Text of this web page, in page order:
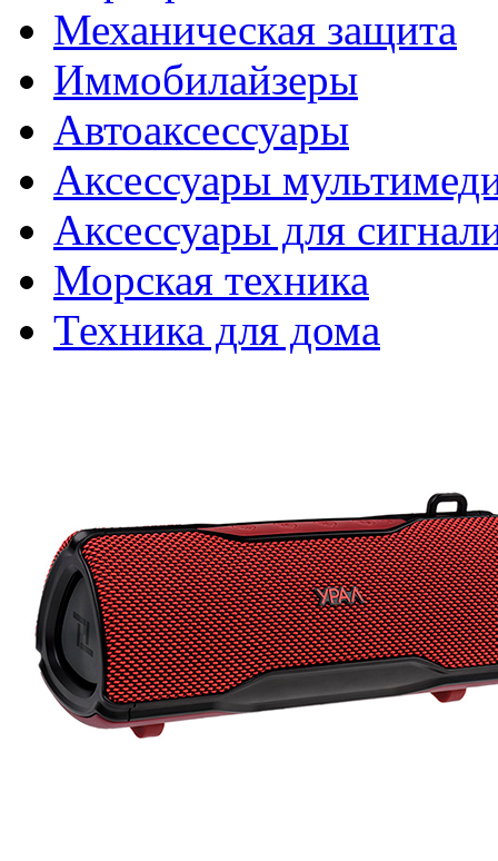
Механическая защита
Иммобилайзеры
Автоаксессуары
Аксессуары
Аксессуары для
Морская техника
Техника для дома